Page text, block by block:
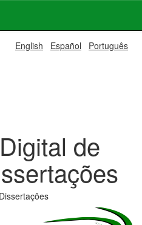
English Español Português
de